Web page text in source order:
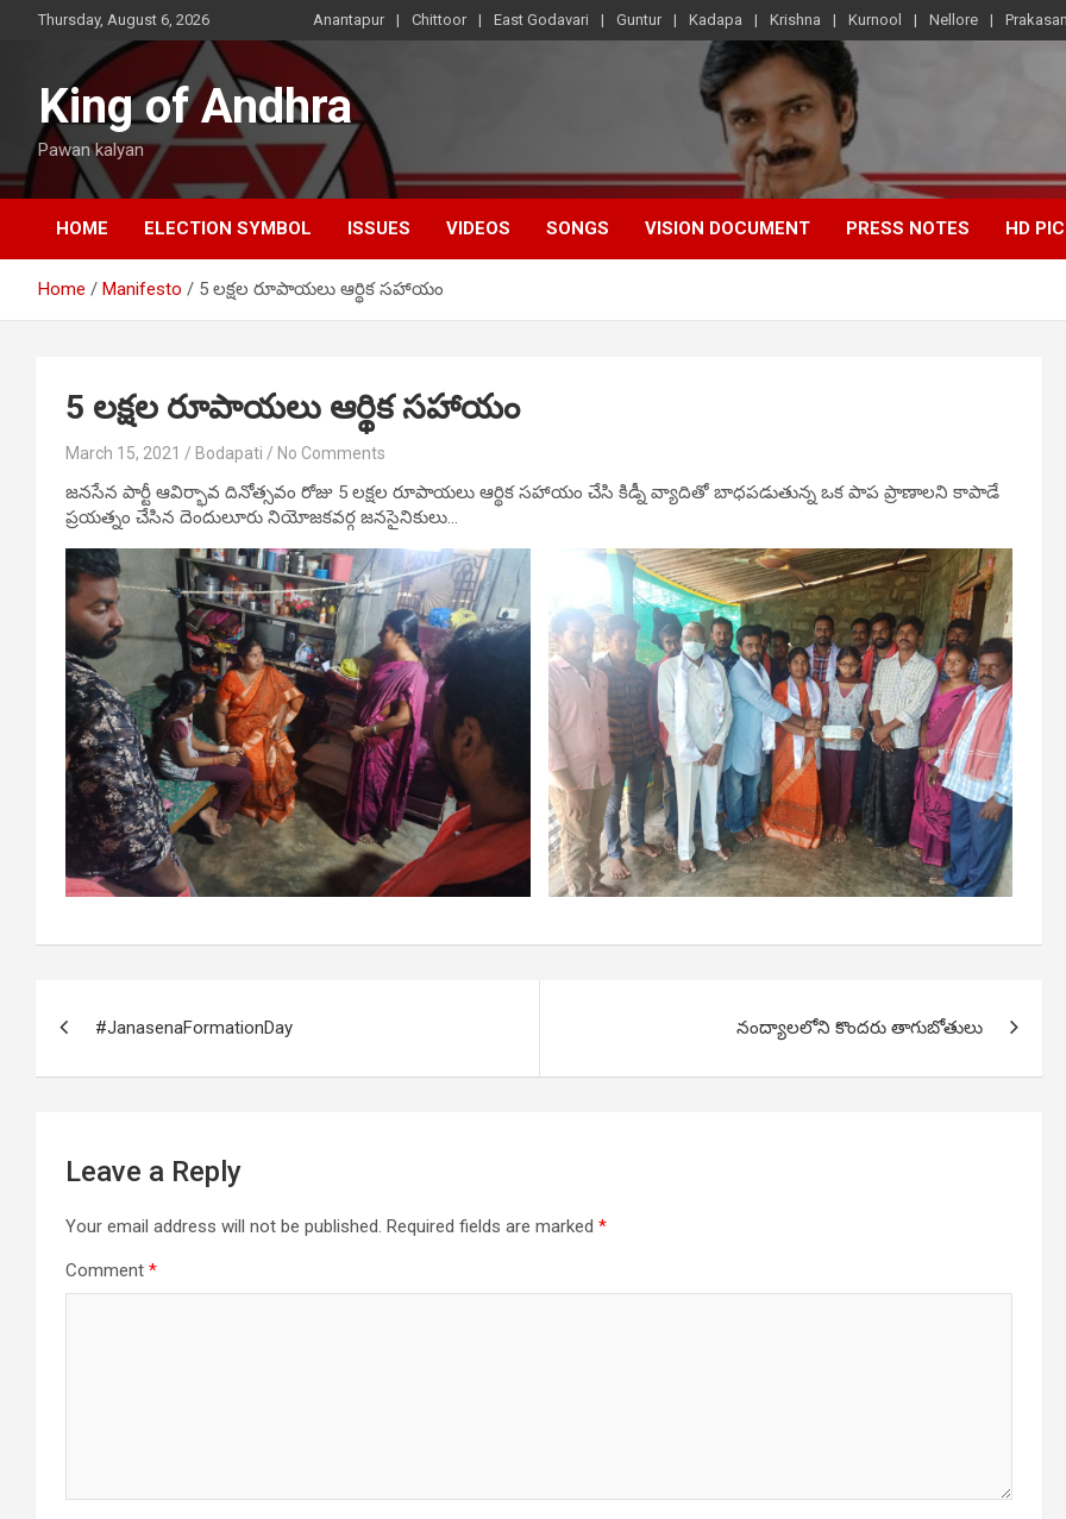
Thursday, August 6, 2026 Anantapur Chittoor East Godavari Guntur Kadapa Krishna Kurnool Nellore
King of Andhra
Pawan kalyan
HOME ELECTION SYMBOL ISSUES VIDEOS SONGS VISION DOCUMENT PRESS NOTES HD
Home Manifesto 5 లక్షల రూపాయలు ఆర్థిక సహాయం
5 లక్షల రూపాయలు ఆర్థిక సహాయం
March 15, 2021 Bodapati No Comments
జనసేన పార్టీ ఆవిర్భావ దినోత్సవం రోజు 5 లక్షల రూపాయలు ఆర్థిక సహాయం చేసి కిడ్నీ వ్యాదితో బాధపడుతున్న ఒక పాప ప్రాణాలని కాపాడే
ప్రయత్నం చేసిన దెందులూరు నియోజకవర్గ జనసైనికులు…
#JanasenaFormationDay నంద్యాలలోని కొందరు తాగుబోతులు
Leave a Reply
Your email address will not be published. Required fields are marked *
Comment *